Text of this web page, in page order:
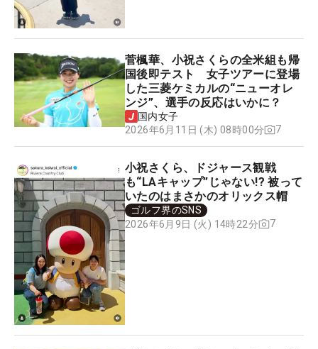
菅楓華、小祝さくらの全米組も帰
国後即テスト 女子ツアーに登場
した三菱ケミカルの“ニューオレ
ンジ”、選手の反応はいかに？
国内女子
2026年6月11日 (木) 08時00分
7
小祝さくら、ドジャース観戦
も“LAキャップ”じゃない!? 被って
いたのはまさかのオリックス帽
ゴルフ界のSNS
2026年6月9日 (火) 14時22分
7